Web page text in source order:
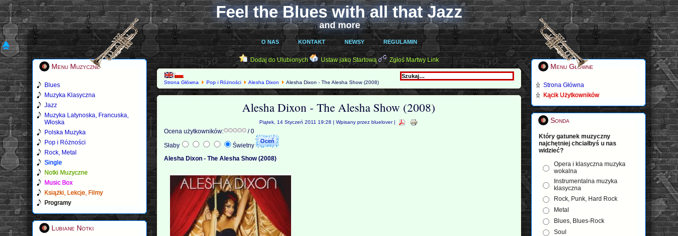
Feel the Blues with all that Jazz
and more
O NAS KONTAKT NEWSY REGULAMIN
Menu Muzyczne
Blues
Muzyka Klasyczna
Jazz
Muzyka Latynoska, Francuska,
Włoska
Polska Muzyka
Pop i Różności
Rock, Metal
Single
Notki Muzyczne
Music Box
Książki, Lekcje, Filmy
Programy
Lubiane Notki
Dodaj do Ulubionych Ustaw jako Startową Zgłoś Martwy Link
Strona Główna Pop i Różności Alesha Dixon Alesha Dixon - The Alesha Show (2008)
Alesha Dixon - The Alesha Show (2008)
Piątek, 14 Styczeń 2011 19:28 | Wpisany przez bluelover |
Ocena użytkowników:
/ 0
Słaby
Świetny
Alesha Dixon - The Alesha Show (2008)
Menu Główne
Strona Główna
Kącik Użytkowników
Sonda
Który gatunek muzyczny
najchętniej chciałbyś u nas
widzieć?
Opera i klasyczna muzyka
wokalna
Instrumentalna muzyka
klasyczna
Rock, Punk, Hard Rock
Metal
Blues, Blues-Rock
Soul